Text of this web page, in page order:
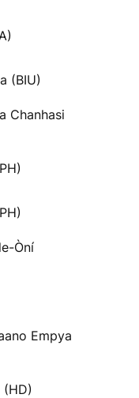
(BIU)
Chanhasi
Òní
Empya